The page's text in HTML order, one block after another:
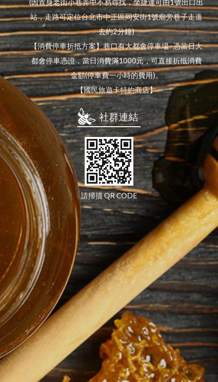
(因置身老街小巷弄中不易尋找，坐捷運可由1號出口出
站，走路可定位台北市中正區同安街1號廟旁巷子走進
去約2分鐘)
【消費停車折抵方案】巷口有大都會停車場~憑當日大
都會停車憑證，當日消費滿1000元，可直接折抵消費
金額(停車費一小時的費用)。
【國民旅遊卡特約商店】
社群連結
請掃描 QR CODE